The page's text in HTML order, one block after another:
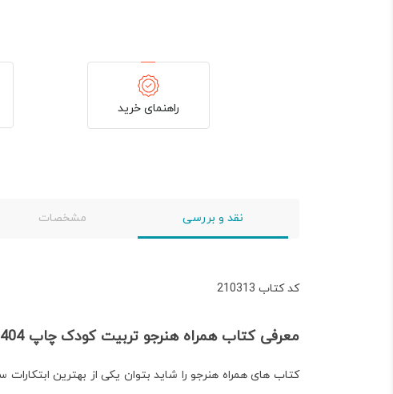
راهنمای خرید
نقد و بررسی مشخصات
کد کتاب 210313
معرفی کتاب همراه هنرجو تربیت کودکچاپ 1404
کتاب های همراه هنرجو را شاید بتوان یکی از بهترین